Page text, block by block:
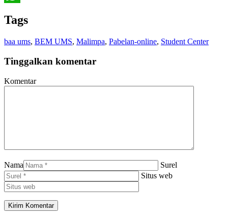
Tags
baa ums, BEM UMS, Malimpa, Pabelan-online, Student Center
Tinggalkan komentar
Komentar
Nama
Surel
Situs web